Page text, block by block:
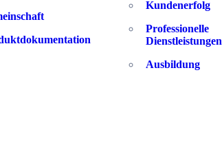
Kundenerfolg
Professionelle
Dienstleistungen
Ausbildung